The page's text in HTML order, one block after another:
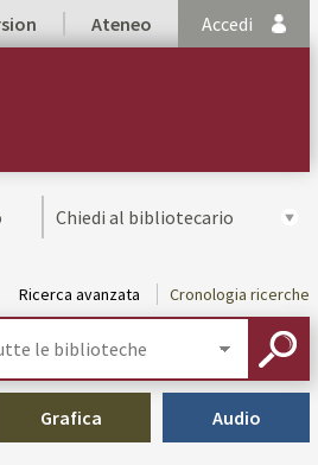
Ateneo Accedi
Chiedi al bibliotecario
Grafica Audio
Ricerca avanzata Cronologia ricerche
CERCA